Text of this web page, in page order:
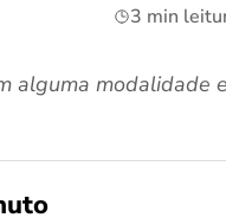
3 min
alguma